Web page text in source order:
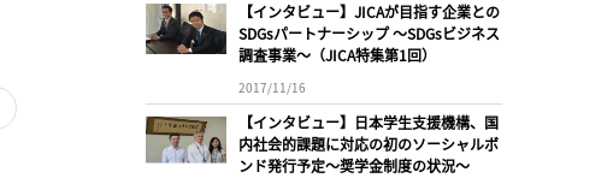
【インタビュー】JICAが目指す企業との
SDGsパートナーシップ 〜SDGsビジネス
調査事業〜（JICA特集第1回）
2017/11/16
【インタビュー】日本学生支援機構、国
内社会的課題に対応の初のソーシャルボ
ンド発行予定〜奨学金制度の状況〜